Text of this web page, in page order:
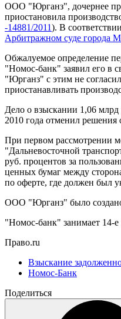
ООО "Юрганз", дочернее
приостановила
-14881/2011). В
Арбитражном суде города
Обжалуемое определение
"Номос-банк" заявил его в
"Юрганз" с этим не
приостанавливать
Дело о взыскании 1,06
2010 года отменил
При первом рассмотрении
"Дальневосточной
руб. процентов за
ценных бумаг между
по оферте, где должен был
ООО "Юрганз" было создано
"Номос-банк" занимает 14-
Право.ru
Взыскание
Номос-Банк
Поделиться